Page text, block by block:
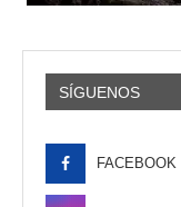
SÍGUENOS
FACEBOOK